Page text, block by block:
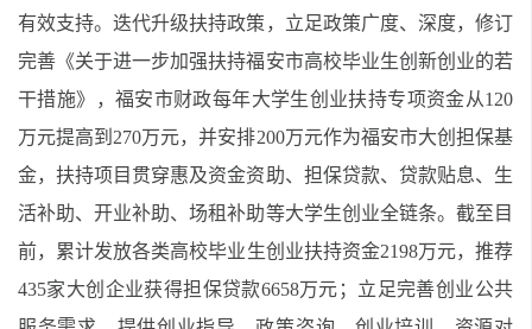
有效支持。迭代升级扶持政策，立足政策广度、深度，修订
完善《关于进一步加强扶持福安市高校毕业生创新创业的若
干措施》，福安市财政每年大学生创业扶持专项资金从120
万元提高到 270万元，并安排200万元作为福安市大创担保基
金，扶持项目贯穿惠及资金资助、担保贷款、贷款贴息、生
活补助、开业补助、场租补助等大学生创业全链条。截至目
前，累计发放各类高校毕业生创业扶持资金2198万元，推荐
435家大创企业获得担保贷款6658万元；立足完善创业公共